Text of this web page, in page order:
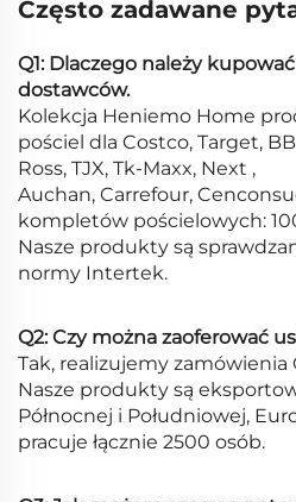
Często zadawane
Q1: Dlaczego należy
dostawców.
Kolekcja Heniemo Home
pościel dla Costco, Target,
Ross, TJX, Tk-Maxx, Next ,
Auchan, Carrefour,
kompletów pościelowych:
Nasze produkty są
normy Intertek.
Q2: Czy można zaoferować
Tak, realizujemy zamówienia
Nasze produkty są
Północnej i Południowej,
pracuje łącznie 2500 osób.